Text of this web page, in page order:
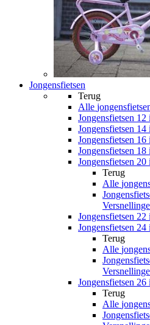
Jongensfietsen
Terug
Alle
Jongensfietsen
Jongensfietsen
Jongensfietsen
Jongensfietsen
Jongensfietsen
Terug
Alle
Jongensfietsen
Jongensfietsen
Terug
Alle
Jongensfietsen
Terug
Alle